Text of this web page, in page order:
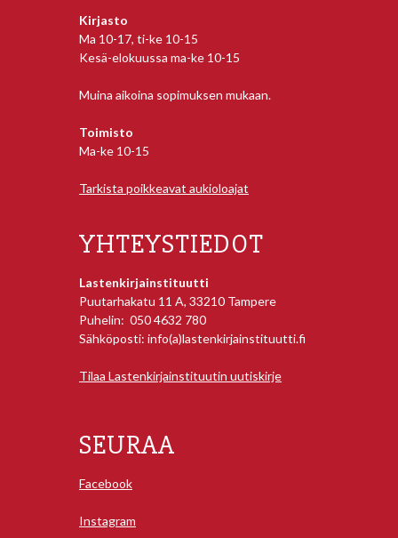
Kirjasto
Ma 10-17, ti-ke 10-15
Kesä-elokuussa ma-ke 10-15
Muina aikoina sopimuksen mukaan.
Toimisto
Ma-ke 10-15
Tarkista poikkeavat aukioloajat
YHTEYSTIEDOT
Lastenkirjainstituutti
Puutarhakatu 11 A, 33210 Tampere
Puhelin: 050 4632 780
Sähköposti: info(a)lastenkirjainstituutti.fi
Tilaa Lastenkirjainstituutin uutiskirje
SEURAA
Facebook
Instagram